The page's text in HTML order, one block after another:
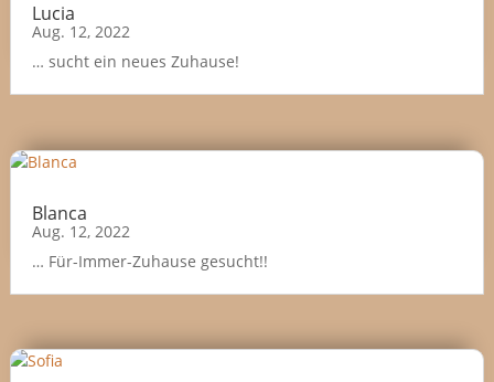
Lucia
Aug. 12, 2022
… sucht ein neues Zuhause!
Blanca
Aug. 12, 2022
… Für-Immer-Zuhause gesucht!!